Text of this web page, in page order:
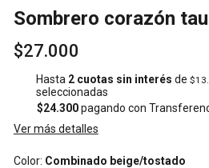
Sombrero corazón
$27.000
Hasta 2 cuotas sin interés de
seleccionadas
$24.300pagando con
Ver más detalles
Color: Combinado beige/tostado